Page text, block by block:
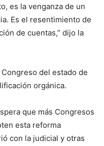
es la venganza de un
Es el resentimiento de
de cuentas,” dijo la
del estado de
orgánica.
que más Congresos
esta reforma
con la judicial y otras